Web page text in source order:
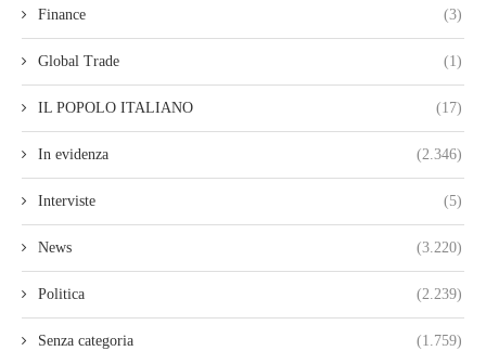
Finance (3)
Global Trade (1)
IL POPOLO ITALIANO (17)
In evidenza (2.346)
Interviste (5)
News (3.220)
Politica (2.239)
Senza categoria (1.759)